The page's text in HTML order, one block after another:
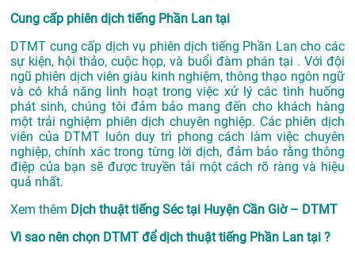
Cung cấp phiên dịch tiếng Phần Lan tại
DTMT cung cấp dịch vụ phiên dịch tiếng Phần Lan cho các
sự kiện, hội thảo, cuộc họp, và buổi đàm phán tại . Với đội
ngũ phiên dịch viên giàu kinh nghiệm, thông thạo ngôn ngữ
và có khả năng linh hoạt trong việc xử lý các tình huống
phát sinh, chúng tôi đảm bảo mang đến cho khách hàng
một trải nghiệm phiên dịch chuyên nghiệp. Các phiên dịch
viên của DTMT luôn duy trì phong cách làm việc chuyên
nghiệp, chính xác trong từng lời dịch, đảm bảo rằng thông
điệp của bạn sẽ được truyền tải một cách rõ ràng và hiệu
quả nhất.
Xem thêm Dịch thuật tiếng Séc tại Huyện Cần Giờ – DTMT
Vì sao nên chọn DTMT để dịch thuật tiếng Phần Lan tại ?